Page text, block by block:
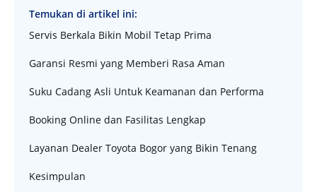
Temukan di artikel ini:
Servis Berkala Bikin Mobil Tetap Prima
Garansi Resmi yang Memberi Rasa Aman
Suku Cadang Asli Untuk Keamanan dan Performa
Booking Online dan Fasilitas Lengkap
Layanan Dealer Toyota Bogor yang Bikin Tenang
Kesimpulan